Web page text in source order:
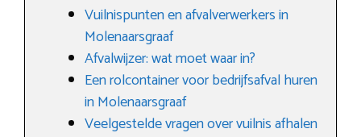
Vuilnispunten en afvalverwerkers in
Molenaarsgraaf
Afvalwijzer: wat moet waar in?
Een rolcontainer voor bedrijfsafval huren
in Molenaarsgraaf
Veelgestelde vragen over vuilnis afhalen